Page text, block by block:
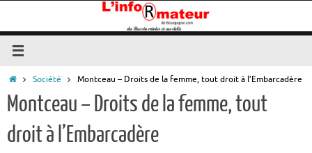
contenu
Accueil
Société Montceau – Droits de la femme, tout droit à l’Embarcadère
Montceau – Droits de la femme, tout
droit à l’Embarcadère